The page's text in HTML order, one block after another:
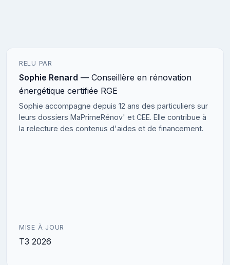
RELU PAR
Sophie Renard — Conseillère en rénovation
énergétique certifiée RGE
Sophie accompagne depuis 12 ans des particuliers sur
leurs dossiers MaPrimeRénov' et CEE. Elle contribue à
la relecture des contenus d'aides et de financement.
MISE À JOUR
T3 2026